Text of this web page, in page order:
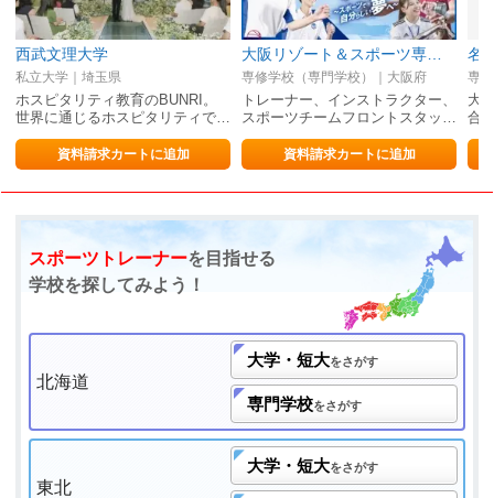
西武文理大学
私立大学｜埼玉県
ホスピタリティ教育のBUNRI。
世界に通じるホスピタリティで…
資料請求カートに追加
専修学校（専門学校）｜大阪府
トレーナー、インストラクター、
スポーツチームフロントスタッ…
資料請求カートに追加
名
専
大
合
スポーツトレーナーを目指せる
学校を探してみよう！
北海道
大学・短大をさがす
専門学校をさがす
東北
大学・短大をさがす